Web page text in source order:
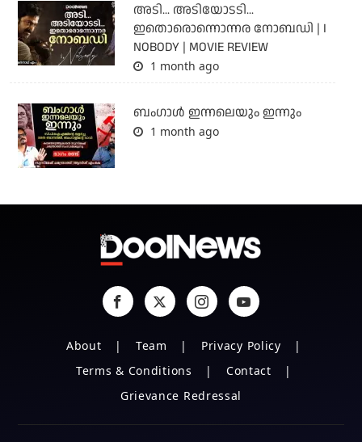
അടി... അടിയോടടി...
ഇതൊരൊന്നൊന്നര നോബഡി | I
NOBODY | MOVIE REVIEW
1 month ago
ബംഗാള്‍ ഇന്നലെയും ഇന്നും
1 month ago
About Team
Privacy Policy
Terms & Conditions
Contact
Grievance Redressal